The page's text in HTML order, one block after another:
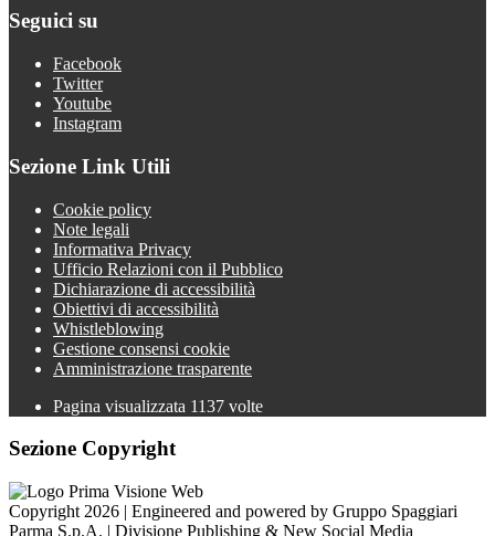
Seguici su
Facebook
Twitter
Youtube
Instagram
Sezione Link Utili
Cookie policy
Note legali
Informativa Privacy
Ufficio Relazioni con il Pubblico
Dichiarazione di accessibilità
Obiettivi di accessibilità
Whistleblowing
Gestione consensi cookie
Amministrazione trasparente
Pagina visualizzata 1137 volte
Sezione Copyright
Copyright 2026 | Engineered and powered by Gruppo Spaggiari
Parma S.p.A. | Divisione Publishing & New Social Media